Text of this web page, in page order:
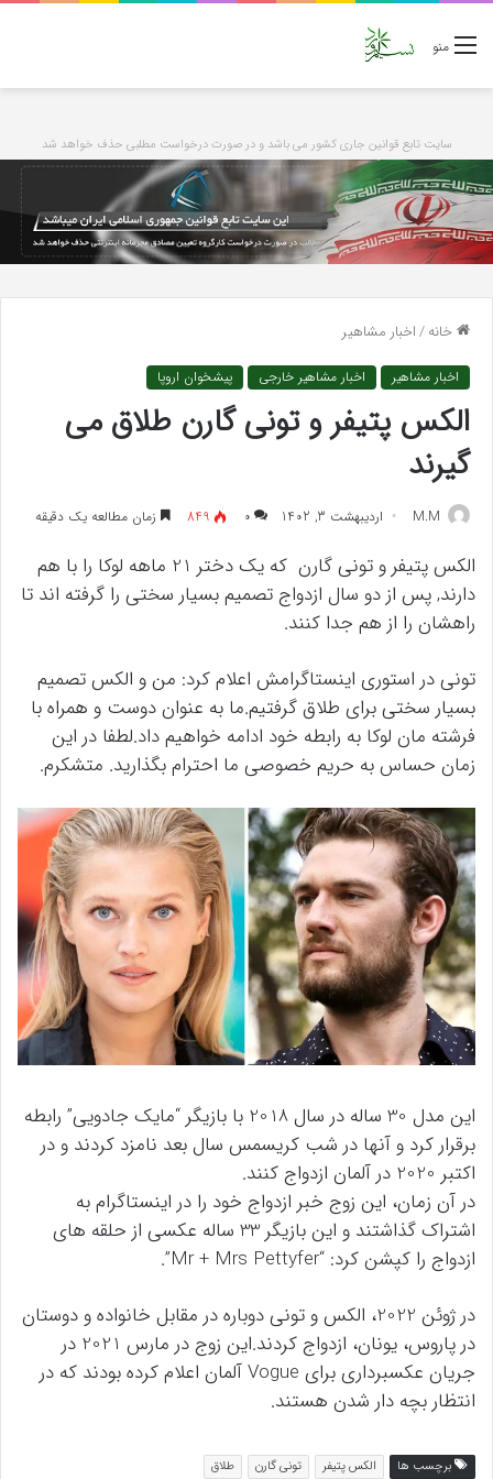
منو
سایت تابع قوانین جاری کشور می باشد و در صورت درخواست مطلبی حذف خواهد شد
خانه/اخبار مشاهیر
اخبار مشاهیر اخبار مشاهیر خارجی پیشخوان اروپا
الکس پتیفر و تونی گارن طلاق می
گیرند
M.M اردیبهشت 3, 1402 ۰ 849 زمان مطالعه یک دقیقه
الکس پتیفر و تونی گارن که یک دختر 21 ماهه لوکا را با هم
دارند, پس از دو سال ازدواج تصمیم بسیار سختی را گرفته اند تا
راهشان را از هم جدا کنند.
تونی در استوری اینستاگرامش اعلام کرد: من و الکس تصمیم
بسیار سختی برای طلاق گرفتیم.ما به عنوان دوست و همراه با
فرشته مان لوکا به رابطه خود ادامه خواهیم داد.لطفا در این
زمان حساس به حریم خصوصی ما احترام بگذارید. متشکرم.
این مدل 30 ساله در سال 2018 با بازیگر “مایک جادویی” رابطه
برقرار کرد و آنها در شب کریسمس سال بعد نامزد کردند و در
اکتبر 2020 در آلمان ازدواج کنند.
در آن زمان، این زوج خبر ازدواج خود را در اینستاگرام به
اشتراک گذاشتند و این بازیگر 33 ساله عکسی از حلقه های
ازدواج را کپشن کرد: “Mr + Mrs Pettyfer”.
در ژوئن 2022، الکس و تونی دوباره در مقابل خانواده و دوستان
در پاروس، یونان، ازدواج کردند.این زوج در مارس 2021 در
جریان عکسبرداری برای Vogue آلمان اعلام کرده بودند که در
انتظار بچه دار شدن هستند.
برچسب ها الکس پتیفر تونی گارن طلاق